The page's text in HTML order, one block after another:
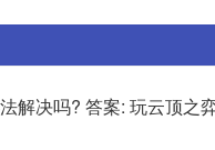
解决吗? 答案: 玩云顶之